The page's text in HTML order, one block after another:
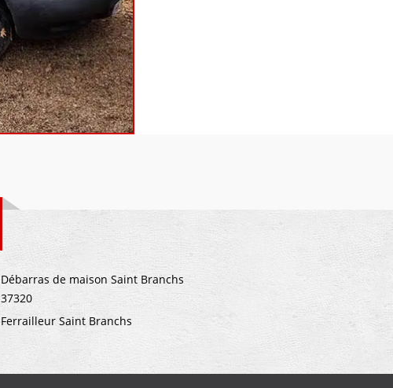
Débarras de maison Saint Branchs
37320
Ferrailleur Saint Branchs